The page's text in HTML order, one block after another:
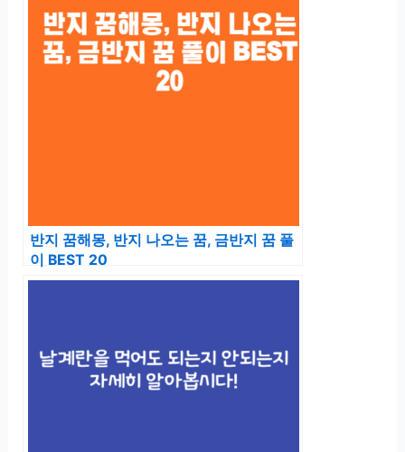
반지 꿈해몽, 반지 나오는 꿈, 금반지 꿈 풀
이 BEST 20